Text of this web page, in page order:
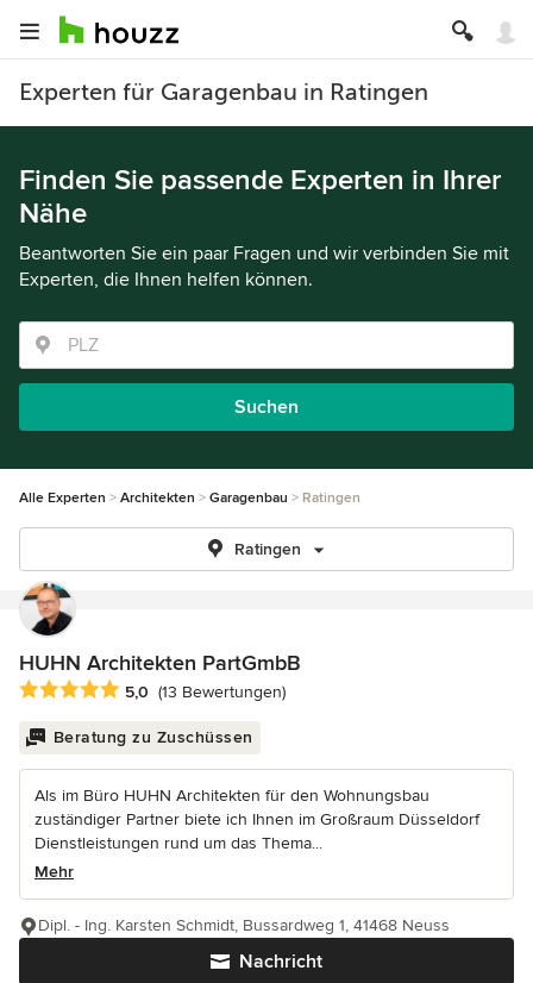
Experten für Garagenbau in Ratingen
Finden Sie passende Experten in Ihrer
Nähe
Beantworten Sie ein paar Fragen und wir verbinden Sie mit
Experten, die Ihnen helfen können.
Suchen
Alle Experten Architekten Garagenbau Ratingen
Ratingen
HUHN Architekten PartGmbB
Durchschnittliche Bewertung: 5 von 5 Sternen
5,0 (13 Bewertungen)
Beratung zu Zuschüssen
Als im Büro HUHN Architekten für den Wohnungsbau
zuständiger Partner biete ich Ihnen im Großraum Düsseldorf
Dienstleistungen rund um das Thema...
Mehr
Nachricht
Dipl. - Ing. Karsten Schmidt, Bussardweg 1, 41468 Neuss